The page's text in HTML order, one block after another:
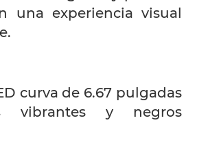
una experiencia visual
curva de 6.67 pulgadas
vibrantes y negros